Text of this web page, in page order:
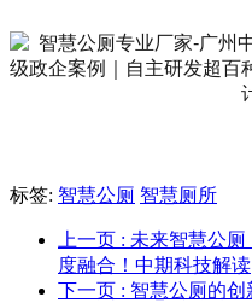
标签: 智慧公厕 智慧厕所
上一页 : 未来智慧公
度融合！中期科技解读
下一页 : 智慧公厕的